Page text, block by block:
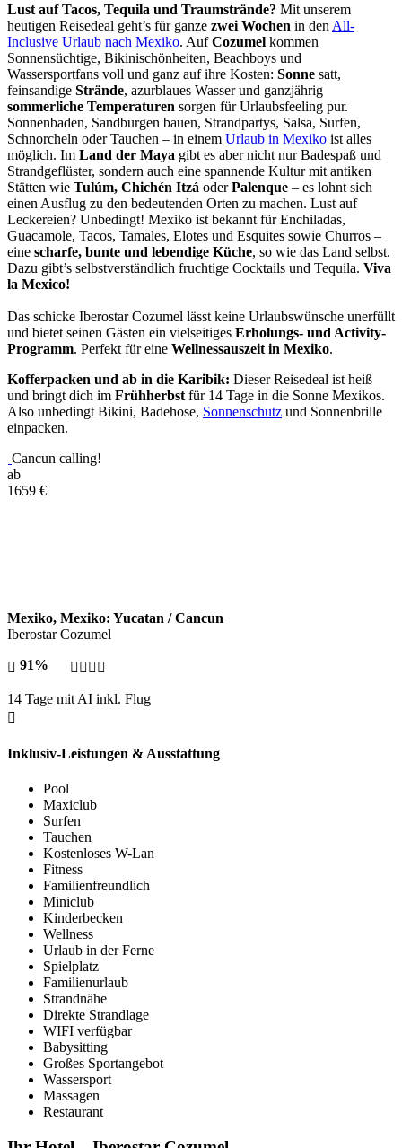
Lust auf Tacos, Tequila und Traumstrände? Mit unserem
heutigen Reisedeal geht’s für ganze zwei Wochen in den All-
Inclusive Urlaub nach Mexiko. AufCozumel kommen
Sonnensüchtige, Bikinischönheiten, Beachboys und
Wassersportfans voll und ganz auf ihre Kosten: Sonne satt,
feinsandige Strände, azurblaues Wasser und ganzjährig
sommerliche Temperaturen sorgen für Urlaubsfeeling pur.
Sonnenbaden, Sandburgen bauen, Strandpartys, Salsa, Surfen,
Schnorcheln oder Tauchen – in einem Urlaub in Mexiko ist alles
möglich. Im Land der Maya gibt es aber nicht nur Badespaß und
Strandgeflüster, sondern auch eine spannende Kultur mit antiken
Stätten wie Tulúm, Chichén Itzá oderPalenque – es lohnt sich
einen Ausflug zu den bedeutenden Orten zu machen. Lust auf
Leckereien? Unbedingt! Mexiko ist bekannt für Enchiladas,
Guacamole, Tacos, Tamales, Elotes und Esquites sowie Churros –
eine scharfe, bunte und lebendige Küche, so wie das Land selbst.
Dazu gibt’s selbstverständlich fruchtige Cocktails und Tequila. Viva
la Mexico!
Das schicke Iberostar Cozumel lässt keine Urlaubswünsche unerfüllt
und bietet seinen Gästen ein vielseitiges Erholungs- und Activity-
Programm. Perfekt für eine Wellnessauszeit in Mexiko.
Kofferpacken und ab in die Karibik: Dieser Reisedeal ist heiß
und bringt dich im Frühherbst für 14 Tage in die Sonne Mexikos.
Also unbedingt Bikini, Badehose, Sonnenschutz und Sonnenbrille
einpacken.
Cancun calling!
ab
1659 €
Mexiko, Mexiko: Yucatan / Cancun
Iberostar Cozumel
91%
14 Tage mit AI inkl. Flug
Inklusiv-Leistungen & Ausstattung
Pool
Maxiclub
Surfen
Tauchen
Kostenloses W-Lan
Fitness
Familienfreundlich
Miniclub
Kinderbecken
Wellness
Urlaub in der Ferne
Spielplatz
Familienurlaub
Strandnähe
Direkte Strandlage
WIFI verfügbar
Babysitting
Großes Sportangebot
Wassersport
Massagen
Restaurant